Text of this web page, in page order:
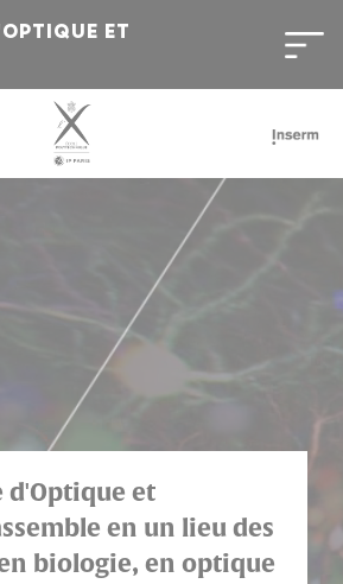
ET
d'Optique et
en un lieu des
biologie, en optique